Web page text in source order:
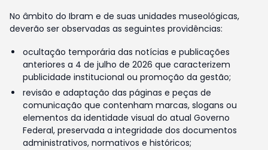
No âmbito do Ibram e de suas unidades museológicas,
deverão ser observadas as seguintes providências:
ocultação temporária das notícias e publicações
anteriores a 4 de julho de 2026 que caracterizem
publicidade institucional ou promoção da gestão;
revisão e adaptação das páginas e peças de
comunicação que contenham marcas, slogans ou
elementos da identidade visual do atual Governo
Federal, preservada a integridade dos documentos
administrativos, normativos e históricos;